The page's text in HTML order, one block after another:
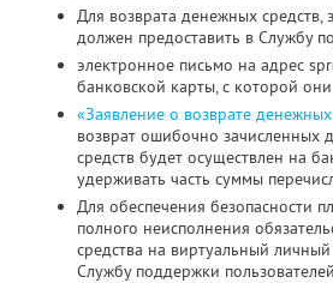
Для возврата денежных средств,
должен предоставить в Службу
электронное письмо на адрес
банковской карты, с которой
«Заявление о возврате денежных
возврат ошибочно зачисленных
средств будет осуществлен на
удерживать часть суммы
Для обеспечения безопасности
полного неисполнения
средства на виртуальный
Службу поддержки